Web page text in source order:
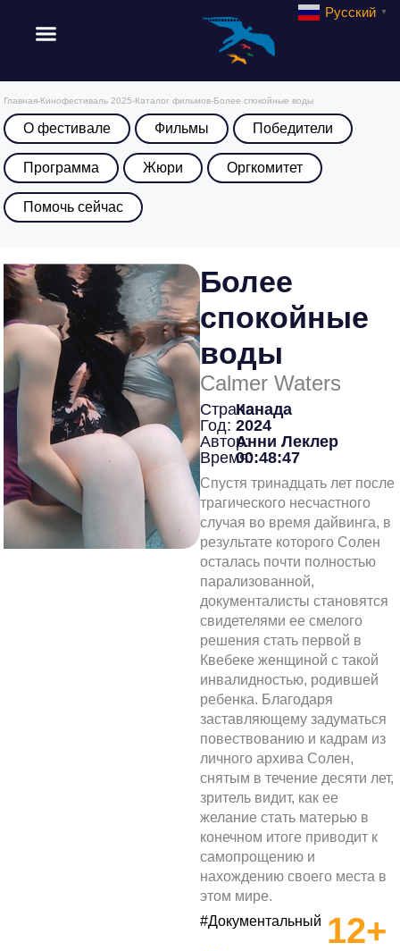
Русский ▼
Главная-Кинофестиваль 2025-Каталог фильмов-Более спокойные воды
О фестивале Фильмы Победители
Программа Жюри Оргкомитет
Помочь сейчас
Более
спокойные
воды
Calmer Waters
Страна:Канада
Год: 2024
Автор:Анни Леклер
Время:00:48:47
Спустя тринадцать лет после
трагического несчастного
случая во время дайвинга, в
результате которого Солен
осталась почти полностью
парализованной,
документалисты становятся
свидетелями ее смелого
решения стать первой в
Квебеке женщиной с такой
инвалидностью, родившей
ребенка. Благодаря
заставляющему задуматься
повествованию и кадрам из
личного архива Солен,
снятым в течение десяти лет,
зритель видит, как ее
желание стать матерью в
конечном итоге приводит к
самопрощению и
нахождению своего места в
этом мире.
#Документальный 12+